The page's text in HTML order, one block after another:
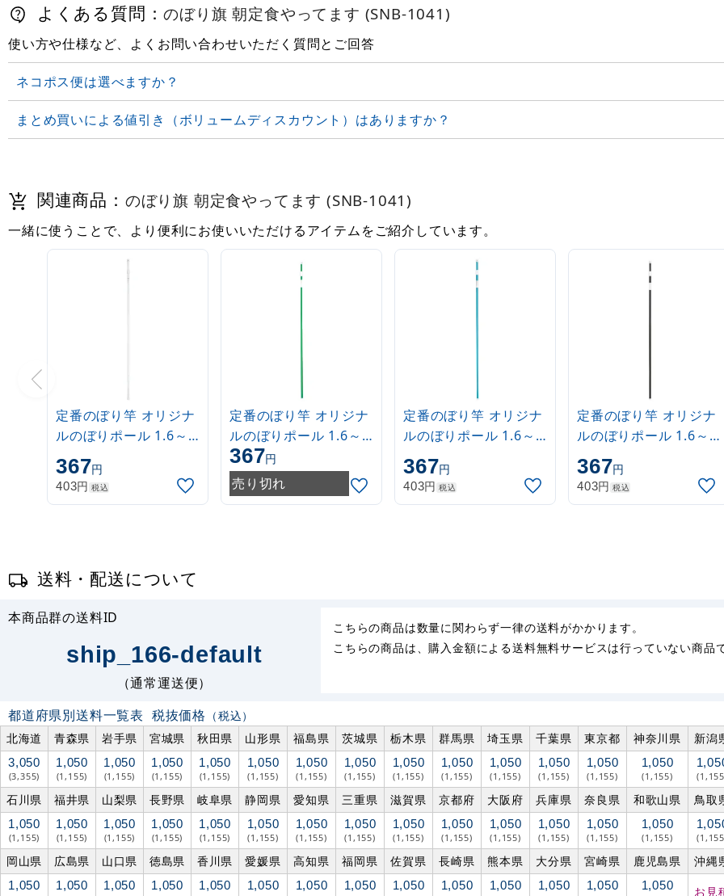
よくある質問：のぼり旗 朝定食やってます (SNB-1041)
使い方や仕様など、よくお問い合わせいただく質問とご回答
ネコポス便は選べますか？
まとめ買いによる値引き（ボリュームディスカウント）はありますか？
関連商品： のぼり旗 朝定食やってます (SNB-1041)
一緒に使うことで、より便利にお使いいただけるアイテムをご紹介しています。
定番のぼり竿 オリジナ
ルのぼりポール 1.6～
3m 伸縮式 白
(30537***)
367円
403円 税込
定番のぼり竿 オリジナ
ルのぼりポール 1.6～
3m 伸縮式 緑
(30537GRN)
367円
売り切れ
定番のぼり竿 オリジナ
ルのぼりポール 1.6～
3m 伸縮式 水色
(30537SBL)
367円
403円 税込
定番のぼり竿 オリジナ
ルのぼりポール 1.6～
3m 伸縮式 黒
(30537BLK)
367円
403円 税込
送料・配送について
本商品群の送料ID
ship_166-default
（通常運送便）
こちらの商品は数量に関わらず一律の送料がかかります。
こちらの商品は、購入金額による送料無料サービスは行っていない商品
都道府県別送料一覧表 税抜価格 （税込）
北海道
青森県 岩手県 宮城県 秋田県 山形県 福島県 茨城県 栃木県 群馬県 埼玉県 千葉県 東京都 神奈川県 新潟
3,050
(3,355)
1,050
(1,155)
1,050
(1,155)
1,050
(1,155)
1,050
(1,155)
1,050
(1,155)
1,050
(1,155)
1,050
(1,155)
1,050
(1,155)
1,050
(1,155)
1,050
(1,155)
1,050
(1,155)
1,050
(1,155)
1,050
(1,155)
石川県 福井県 山梨県 長野県 岐阜県 静岡県 愛知県 三重県 滋賀県 京都府 大阪府 兵庫県 奈良県 和歌山県 鳥取
1,050
(1,155)
1,050
(1,155)
1,050
(1,155)
1,050
(1,155)
1,050
(1,155)
1,050
(1,155)
1,050
(1,155)
1,050
(1,155)
1,050
(1,155)
1,050
(1,155)
1,050
(1,155)
1,050
(1,155)
1,050
(1,155)
1,050
(1,155)
岡山県 広島県 山口県 徳島県 香川県 愛媛県 高知県 福岡県 佐賀県 長崎県 熊本県 大分県 宮崎県 鹿児島県 沖縄
1,050 1,050 1,050 1,050 1,050 1,050 1,050 1,050 1,050 1,050 1,050 1,050 1,050 1,050 お見